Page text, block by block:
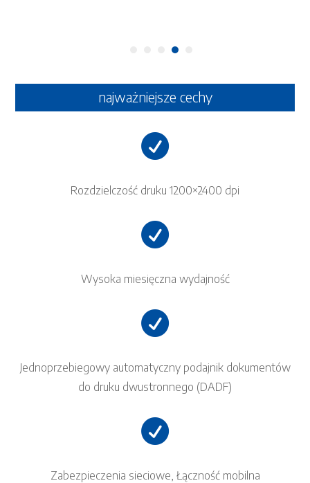
najważniejsze cechy

Rozdzielczość druku 1200×2400 dpi

Wysoka miesięczna wydajność

Jednoprzebiegowy automatyczny podajnik dokumentów
do druku dwustronnego (DADF)

Zabezpieczenia sieciowe, Łączność mobilna